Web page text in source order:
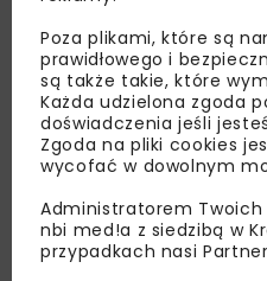
dedykowane akcje
Zapoznałam/em się z
Regulaminemoraz wyrażam
podany przeze mnie adres
handlowej w postaci
Poza plikami, które są
prawidłowego i
są także takie, które
Każda udzielona zgoda
doświadczenia jeśli
Zgoda na pliki cookies
wycofać w dowolnym
Administratorem
nbi med!a z siedzibą w
przypadkach nasi